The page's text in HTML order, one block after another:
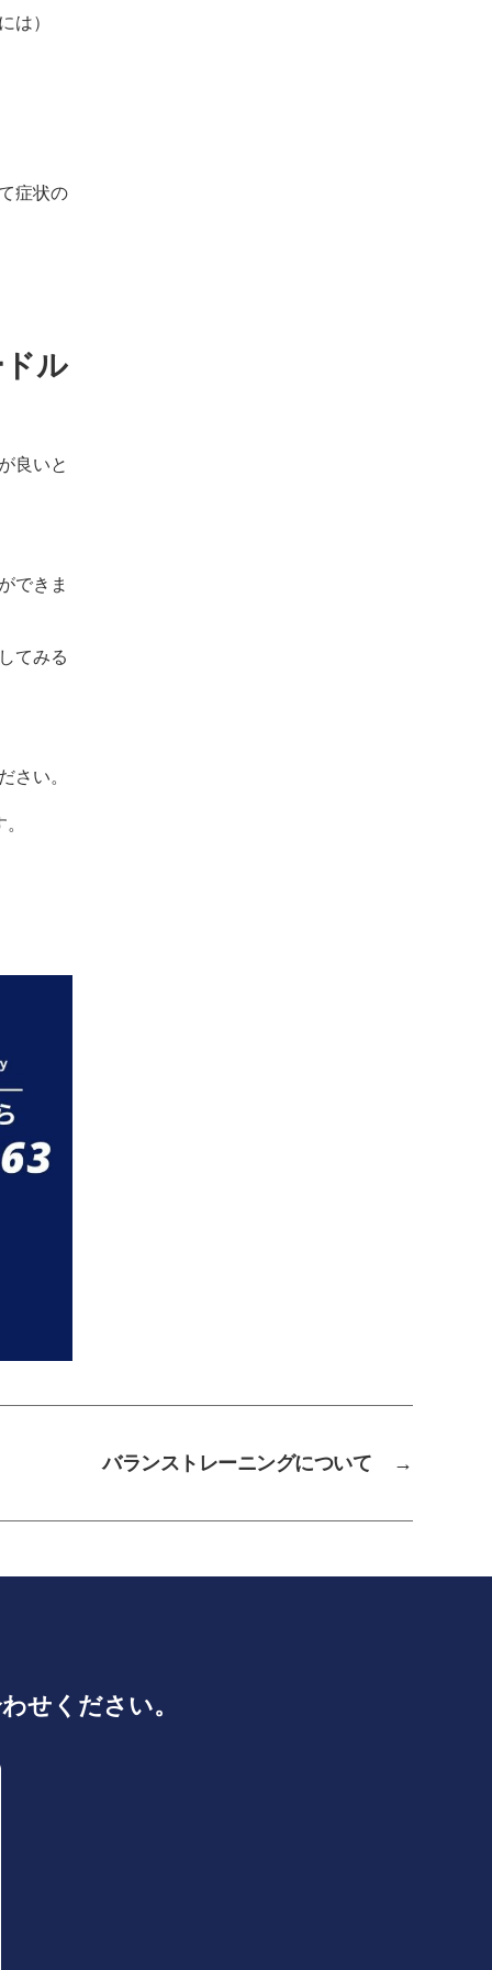
は）
症状の
ル
良いと
できま
てみる
さい。
→
バランストレーニングについて
せください。